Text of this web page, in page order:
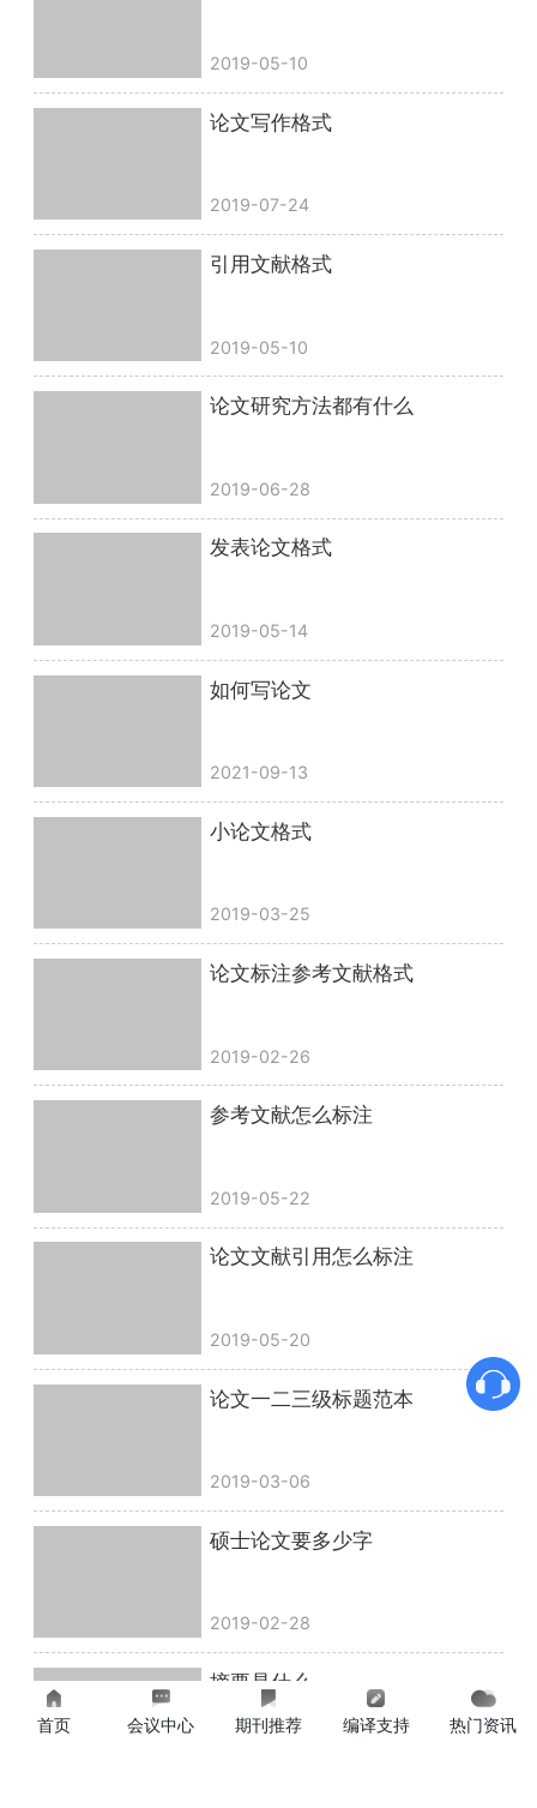
2019-05-10
论文写作格式
2019-07-24
引用文献格式
2019-05-10
论文研究方法都有什么
2019-06-28
发表论文格式
2019-05-14
如何写论文
2021-09-13
小论文格式
2019-03-25
论文标注参考文献格式
2019-02-26
参考文献怎么标注
2019-05-22
论文文献引用怎么标注
2019-05-20
论文一二三级标题范本
2019-03-06
硕士论文要多少字
2019-02-28
摘要是什么
首页 会议中心 期刊推荐 编译支持 热门资讯